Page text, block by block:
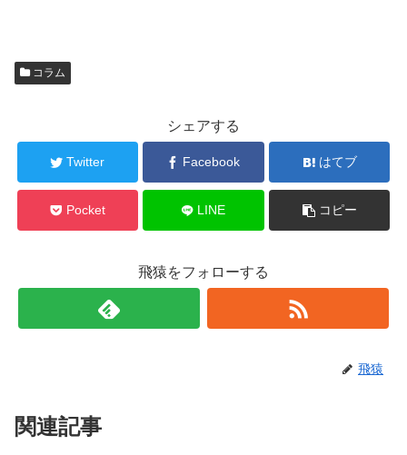
コラム
シェアする
Twitter Facebook はてブ
Pocket LINE コピー
飛猿をフォローする
飛猿
関連記事